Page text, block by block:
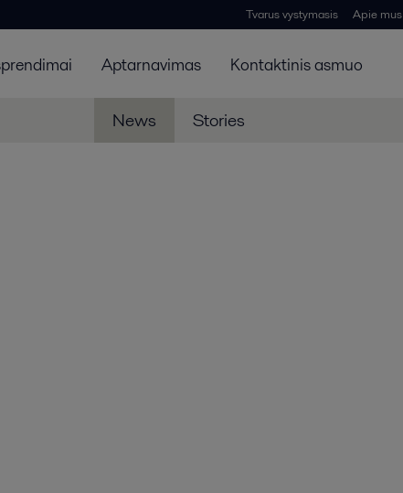
Tvarus vystymasis Apie mus
Aptarnavimas Kontaktinis asmuo
News Stories